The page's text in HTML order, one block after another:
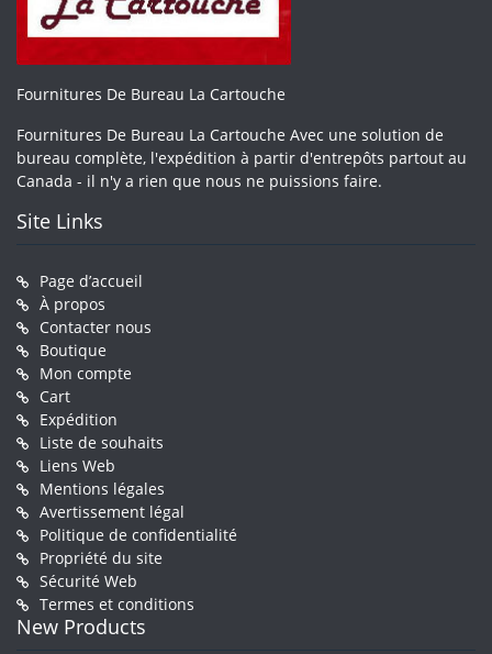
Fournitures De Bureau La Cartouche
Fournitures De Bureau La Cartouche Avec une solution de
bureau complète, l'expédition à partir d'entrepôts partout au
Canada - il n'y a rien que nous ne puissions faire.
Site Links
Page d’accueil
À propos
Contacter nous
Boutique
Mon compte
Cart
Expédition
Liste de souhaits
Liens Web
Mentions légales
Avertissement légal
Politique de confidentialité
Propriété du site
Sécurité Web
Termes et conditions
New Products